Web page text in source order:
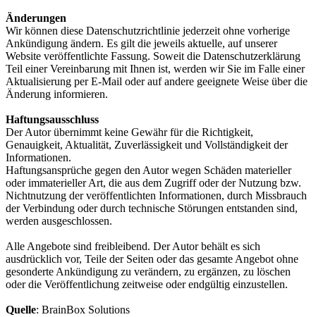
Änderungen
Wir können diese Datenschutzrichtlinie jederzeit ohne vorherige
Ankündigung ändern. Es gilt die jeweils aktuelle, auf unserer
Website veröffentlichte Fassung. Soweit die Datenschutzerklärung
Teil einer Vereinbarung mit Ihnen ist, werden wir Sie im Falle einer
Aktualisierung per E-Mail oder auf andere geeignete Weise über die
Änderung informieren.
Haftungsausschluss
Der Autor übernimmt keine Gewähr für die Richtigkeit,
Genauigkeit, Aktualität, Zuverlässigkeit und Vollständigkeit der
Informationen.
Haftungsansprüche gegen den Autor wegen Schäden materieller
oder immaterieller Art, die aus dem Zugriff oder der Nutzung bzw.
Nichtnutzung der veröffentlichten Informationen, durch Missbrauch
der Verbindung oder durch technische Störungen entstanden sind,
werden ausgeschlossen.
Alle Angebote sind freibleibend. Der Autor behält es sich
ausdrücklich vor, Teile der Seiten oder das gesamte Angebot ohne
gesonderte Ankündigung zu verändern, zu ergänzen, zu löschen
oder die Veröffentlichung zeitweise oder endgültig einzustellen.
Quelle: BrainBox Solutions